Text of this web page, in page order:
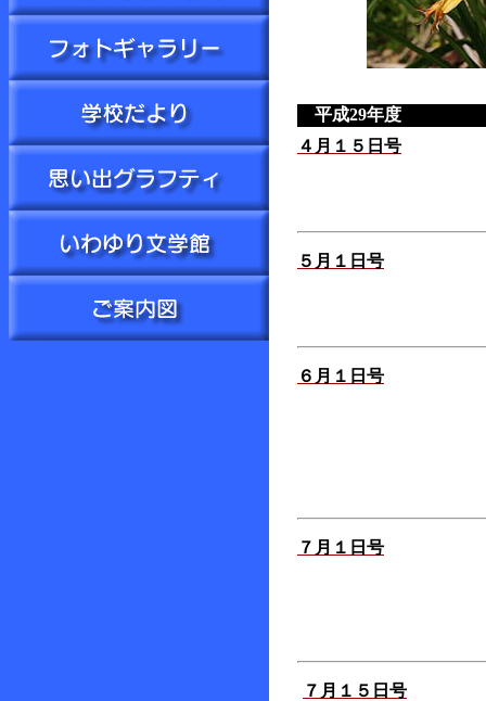
平成29年度
４月１５日号
５月１日号
６月１日号
７月１日号
７月１５日号